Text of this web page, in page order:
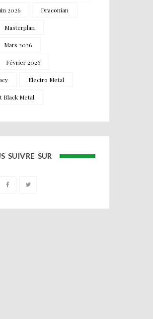
2026 Draconian
Masterplan
Mars 2026
Février 2026
Electro Metal
Black Metal
SUIVRE SUR